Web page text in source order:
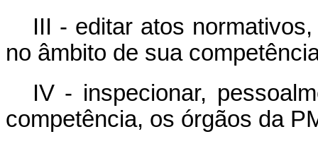
III - editar atos
no âmbito de sua
IV - inspecionar,
competência, os órgãos da